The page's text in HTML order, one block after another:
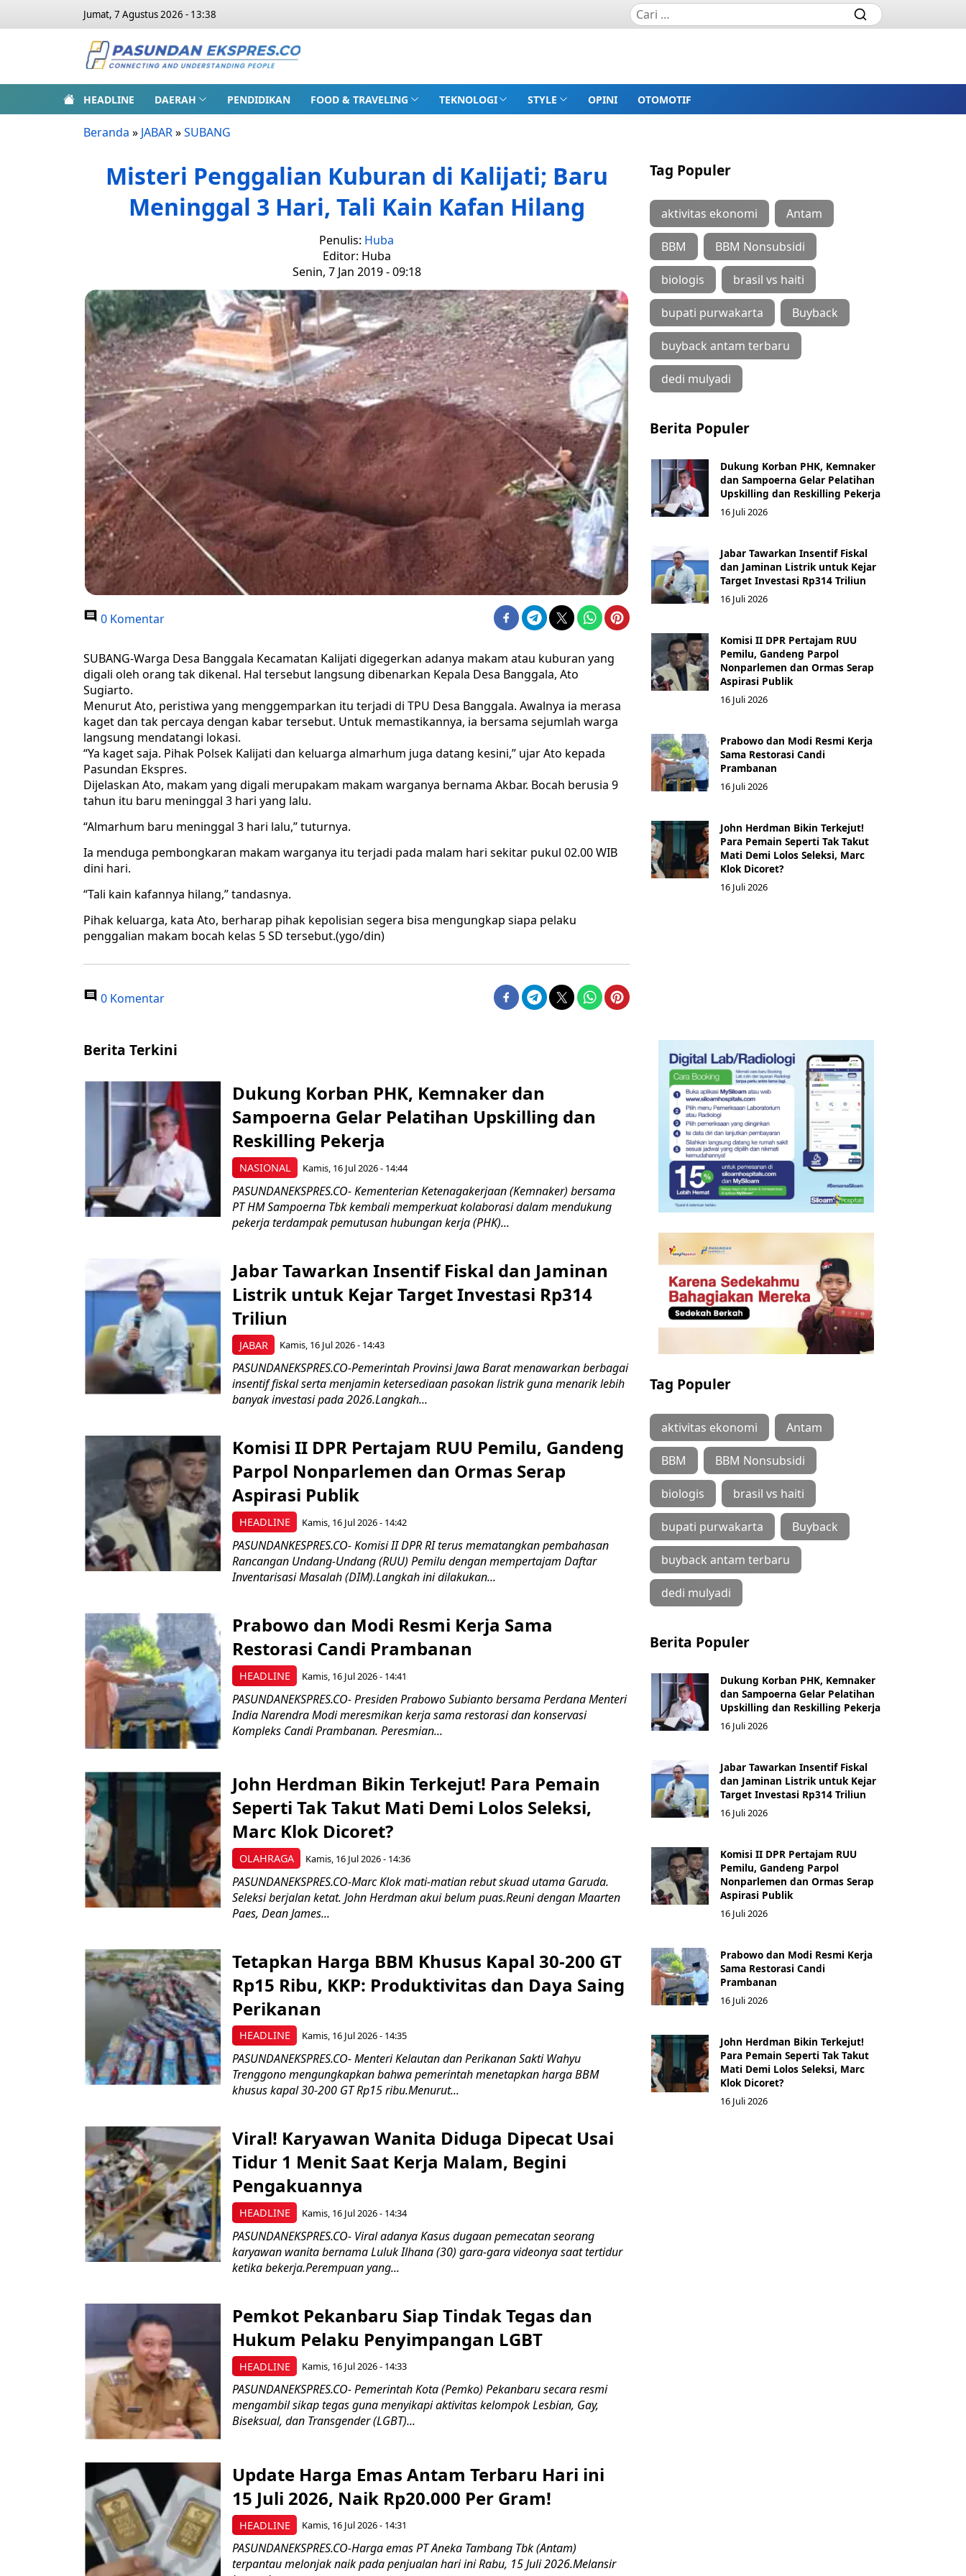
Jumat, 7 Agustus 2026 - 13:38
HEADLINE DAERAH PENDIDIKAN FOOD & TRAVELING TEKNOLOGI STYLE OPINI OTOMOTIF
Beranda » JABAR»SUBANG
Misteri Penggalian Kuburan di Kalijati; Baru
Meninggal 3 Hari, Tali Kain Kafan Hilang
Penulis: Huba
Editor: Huba
Senin, 7 Jan 2019 - 09:18
0 Komentar
SUBANG-Warga Desa Banggala Kecamatan Kalijati digegerkan adanya makam atau kuburan yang
digali oleh orang tak dikenal. Hal tersebut langsung dibenarkan Kepala Desa Banggala, Ato
Sugiarto.
Menurut Ato, peristiwa yang menggemparkan itu terjadi di TPU Desa Banggala. Awalnya ia merasa
kaget dan tak percaya dengan kabar tersebut. Untuk memastikannya, ia bersama sejumlah warga
langsung mendatangi lokasi.
“Ya kaget saja. Pihak Polsek Kalijati dan keluarga almarhum juga datang kesini,” ujar Ato kepada
Pasundan Ekspres.
Dijelaskan Ato, makam yang digali merupakam makam warganya bernama Akbar. Bocah berusia 9
tahun itu baru meninggal 3 hari yang lalu.
“Almarhum baru meninggal 3 hari lalu,” tuturnya.
Ia menduga pembongkaran makam warganya itu terjadi pada malam hari sekitar pukul 02.00 WIB
dini hari.
“Tali kain kafannya hilang,” tandasnya.
Pihak keluarga, kata Ato, berharap pihak kepolisian segera bisa mengungkap siapa pelaku
penggalian makam bocah kelas 5 SD tersebut.(ygo/din)
0 Komentar
Tag Populer
aktivitas ekonomi Antam
BBM BBM Nonsubsidi
biologis brasil vs haiti
bupati purwakarta Buyback
buyback antam terbaru
dedi mulyadi
Berita Populer
Dukung Korban PHK, Kemnaker
dan Sampoerna Gelar Pelatihan
Upskilling dan Reskilling Pekerja
16 Juli 2026
Jabar Tawarkan Insentif Fiskal
dan Jaminan Listrik untuk Kejar
Target Investasi Rp314 Triliun
16 Juli 2026
Komisi II DPR Pertajam RUU
Pemilu, Gandeng Parpol
Nonparlemen dan Ormas Serap
Aspirasi Publik
16 Juli 2026
Prabowo dan Modi Resmi Kerja
Sama Restorasi Candi
Prambanan
16 Juli 2026
John Herdman Bikin Terkejut!
Para Pemain Seperti Tak Takut
Mati Demi Lolos Seleksi, Marc
Klok Dicoret?
16 Juli 2026
Berita Terkini
NASIONAL
Dukung Korban PHK, Kemnaker dan
Sampoerna Gelar Pelatihan Upskilling dan
Reskilling Pekerja
Kamis, 16 Jul 2026 - 14:44
PASUNDANEKSPRES.CO- Kementerian Ketenagakerjaan (Kemnaker) bersama
PT HM Sampoerna Tbk kembali memperkuat kolaborasi dalam mendukung
pekerja terdampak pemutusan hubungan kerja (PHK)...
JABAR
Jabar Tawarkan Insentif Fiskal dan Jaminan
Listrik untuk Kejar Target Investasi Rp314
Triliun
Kamis, 16 Jul 2026 - 14:43
PASUNDANEKSPRES.CO-Pemerintah Provinsi Jawa Barat menawarkan berbagai
insentif fiskal serta menjamin ketersediaan pasokan listrik guna menarik lebih
banyak investasi pada 2026.Langkah...
HEADLINE
Komisi II DPR Pertajam RUU Pemilu, Gandeng
Parpol Nonparlemen dan Ormas Serap
Aspirasi Publik
Kamis, 16 Jul 2026 - 14:42
PASUNDANKESPRES.CO- Komisi II DPR RI terus mematangkan pembahasan
Rancangan Undang-Undang (RUU) Pemilu dengan mempertajam Daftar
Inventarisasi Masalah (DIM).Langkah ini dilakukan...
HEADLINE
Prabowo dan Modi Resmi Kerja Sama
Restorasi Candi Prambanan
Kamis, 16 Jul 2026 - 14:41
PASUNDANEKSPRES.CO- Presiden Prabowo Subianto bersama Perdana Menteri
India Narendra Modi meresmikan kerja sama restorasi dan konservasi
Kompleks Candi Prambanan. Peresmian...
OLAHRAGA
John Herdman Bikin Terkejut! Para Pemain
Seperti Tak Takut Mati Demi Lolos Seleksi,
Marc Klok Dicoret?
Kamis, 16 Jul 2026 - 14:36
PASUNDANEKSPRES.CO-Marc Klok mati-matian rebut skuad utama Garuda.
Seleksi berjalan ketat. John Herdman akui belum puas.Reuni dengan Maarten
Paes, Dean James...
HEADLINE
Tetapkan Harga BBM Khusus Kapal 30-200 GT
Rp15 Ribu, KKP: Produktivitas dan Daya Saing
Perikanan
Kamis, 16 Jul 2026 - 14:35
PASUNDANEKSPRES.CO- Menteri Kelautan dan Perikanan Sakti Wahyu
Trenggono mengungkapkan bahwa pemerintah menetapkan harga BBM
khusus kapal 30-200 GT Rp15 ribu.Menurut...
HEADLINE
Viral! Karyawan Wanita Diduga Dipecat Usai
Tidur 1 Menit Saat Kerja Malam, Begini
Pengakuannya
Kamis, 16 Jul 2026 - 14:34
PASUNDANEKSPRES.CO- Viral adanya Kasus dugaan pemecatan seorang
karyawan wanita bernama Luluk Ilhana (30) gara-gara videonya saat tertidur
ketika bekerja.Perempuan yang...
HEADLINE
Pemkot Pekanbaru Siap Tindak Tegas dan
Hukum Pelaku Penyimpangan LGBT
Kamis, 16 Jul 2026 - 14:33
PASUNDANEKSPRES.CO- Pemerintah Kota (Pemko) Pekanbaru secara resmi
mengambil sikap tegas guna menyikapi aktivitas kelompok Lesbian, Gay,
Biseksual, dan Transgender (LGBT)...
HEADLINE
Update Harga Emas Antam Terbaru Hari ini
15 Juli 2026, Naik Rp20.000 Per Gram!
Kamis, 16 Jul 2026 - 14:31
PASUNDANEKSPRES.CO-Harga emas PT Aneka Tambang Tbk (Antam)
terpantau melonjak naik pada penjualan hari ini Rabu, 15 Juli 2026.Melansir
Tag Populer
aktivitas ekonomi Antam
BBM BBM Nonsubsidi
biologis brasil vs haiti
bupati purwakarta Buyback
buyback antam terbaru
dedi mulyadi
Berita Populer
Dukung Korban PHK, Kemnaker
dan Sampoerna Gelar Pelatihan
Upskilling dan Reskilling Pekerja
16 Juli 2026
Jabar Tawarkan Insentif Fiskal
dan Jaminan Listrik untuk Kejar
Target Investasi Rp314 Triliun
16 Juli 2026
Komisi II DPR Pertajam RUU
Pemilu, Gandeng Parpol
Nonparlemen dan Ormas Serap
Aspirasi Publik
16 Juli 2026
Prabowo dan Modi Resmi Kerja
Sama Restorasi Candi
Prambanan
16 Juli 2026
John Herdman Bikin Terkejut!
Para Pemain Seperti Tak Takut
Mati Demi Lolos Seleksi, Marc
Klok Dicoret?
16 Juli 2026